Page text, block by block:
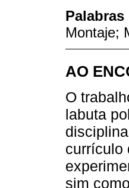
Palabras
Montaje;
AO
O
labuta
currículo
sim